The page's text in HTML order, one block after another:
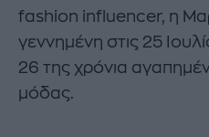
fashion influencer, η
γεννημένη στις 25
26 της χρόνια
μόδας.